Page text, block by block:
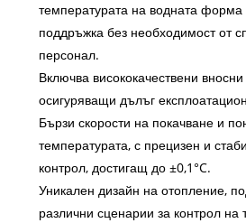
температурата на водната форма
поддръжка без необходимост от
персонал.
Включва висококачествени
осигуряващи дълъг
Бързи скорости на покачване и
температурата, с прецизен и
контрол, достигащ до ±0,1°C.
Уникален дизайн на отопление,
различни сценарии за контрол на